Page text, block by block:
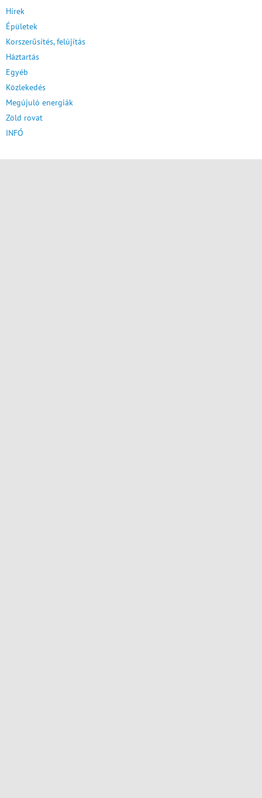
Hírek
Épületek
Korszerűsítés, felújítás
Háztartás
Egyéb
Közlekedés
Megújuló energiák
Zöld rovat
INFÓ